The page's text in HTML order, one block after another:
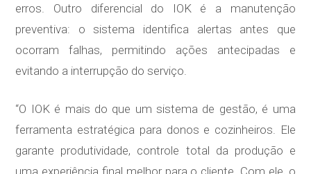
erros. Outro diferencial do IOK é a manutenção
preventiva: o sistema identifica alertas antes que
ocorram falhas, permitindo ações antecipadas e
evitando a interrupção do serviço.
“O IOK é mais do que um sistema de gestão, é uma
ferramenta estratégica para donos e cozinheiros. Ele
garante produtividade, controle total da produção e
uma experiência final melhor para o cliente. Com ele, o